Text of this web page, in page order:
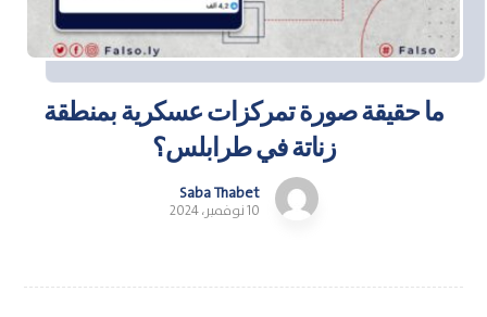
ما حقيقة صورة تمركزات عسكرية بمنطقة
زناتة في طرابلس؟
Saba Thabet
10 نوفمبر، 2024